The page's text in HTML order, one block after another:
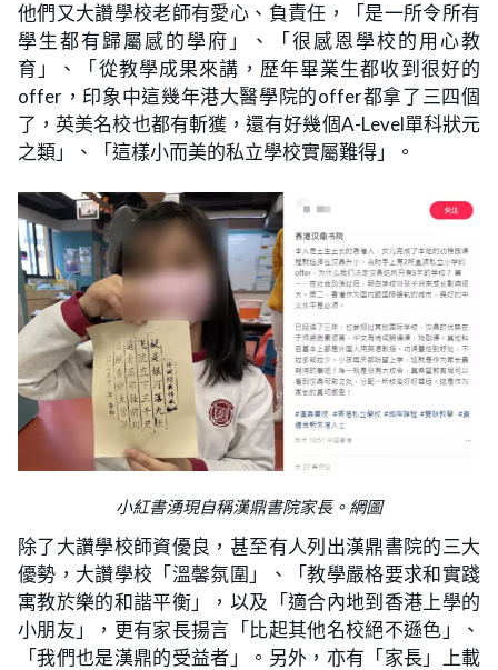
他們又大讚學校老師有愛心、負責任，「是一所令所有
學生都有歸屬感的學府」、「很感恩學校的用心教
育」、「從教學成果來講，歷年畢業生都收到很好的
offer，印象中這幾年港大醫學院的offer都拿了三四個
了，英美名校也都有斬獲，還有好幾個A-Level單科狀元
之類」、「這樣小而美的私立學校實屬難得」。
小紅書湧現自稱漢鼎書院家長。網圖
除了大讚學校師資優良，甚至有人列出漢鼎書院的三大
優勢，大讚學校「溫馨氛圍」、「教學嚴格要求和實踐
寓教於樂的和諧平衡」，以及「適合內地到香港上學的
小朋友」，更有家長揚言「比起其他名校絕不遜色」、
「我們也是漢鼎的受益者」。另外，亦有「家長」上載